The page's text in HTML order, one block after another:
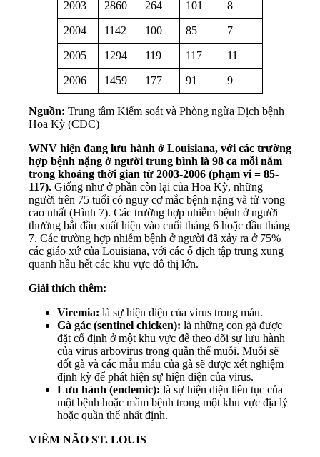
2003 2860 264 101 8
2004 1142 100 85 7
2005 1294 119 117 11
2006 1459 177 91 9
Nguồn: Trung tâm Kiểm soát và Phòng ngừa Dịch bệnh
Hoa Kỳ (CDC)
WNV hiện đang lưu hành ở Louisiana, với các trường
hợp bệnh nặng ở người trung bình là 98 ca mỗi năm
trong khoảng thời gian từ 2003-2006 (phạm vi = 85-
117). Giống như ở phần còn lại của Hoa Kỳ, những
người trên 75 tuổi có nguy cơ mắc bệnh nặng và tử vong
cao nhất (Hình 7). Các trường hợp nhiễm bệnh ở người
thường bắt đầu xuất hiện vào cuối tháng 6 hoặc đầu tháng
7. Các trường hợp nhiễm bệnh ở người đã xảy ra ở 75%
các giáo xứ của Louisiana, với các ổ dịch tập trung xung
quanh hầu hết các khu vực đô thị lớn.
Giải thích thêm:
Viremia: là sự hiện diện của virus trong máu.
Gà gác (sentinel chicken): là những con gà được
đặt cố định ở một khu vực để theo dõi sự lưu hành
của virus arbovirus trong quần thể muỗi. Muỗi sẽ
đốt gà và các mẫu máu của gà sẽ được xét nghiệm
định kỳ để phát hiện sự hiện diện của virus.
Lưu hành (endemic): là sự hiện diện liên tục của
một bệnh hoặc mầm bệnh trong một khu vực địa lý
hoặc quần thể nhất định.
VIÊM NÃO ST. LOUIS